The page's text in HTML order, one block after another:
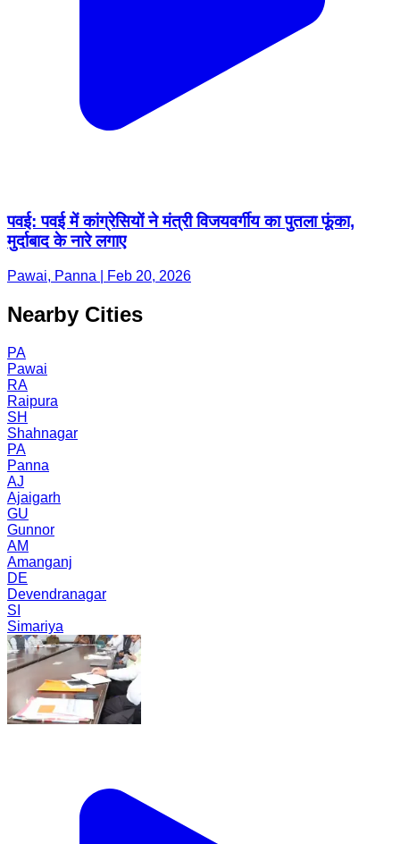
पवई: पवई में कांग्रेसियों ने मंत्री विजयवर्गीय का पुतला फूंका,
मुर्दाबाद के नारे लगाए
Pawai, Panna | Feb 20, 2026
Nearby Cities
PA
Pawai
RA
Raipura
SH
Shahnagar
PA
Panna
AJ
Ajaigarh
GU
Gunnor
AM
Amanganj
DE
Devendranagar
SI
Simariya